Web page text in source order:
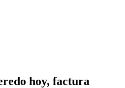
hoy, factura